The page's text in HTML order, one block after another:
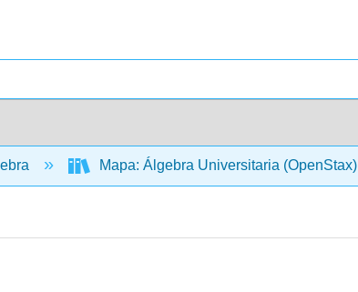
Mapa: Álgebra Universitaria (OpenStax)